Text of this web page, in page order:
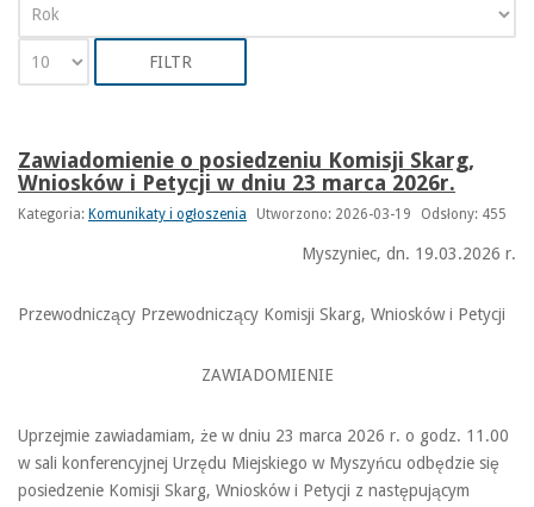
FILTR
Zawiadomienie o posiedzeniu Komisji Skarg,
Wniosków i Petycji w dniu 23 marca 2026r.
Kategoria: Komunikaty i ogłoszenia Utworzono: 2026-03-19 Odsłony: 455
Myszyniec, dn. 19.03.2026 r.
Przewodniczący Przewodniczący Komisji Skarg, Wniosków i Petycji
ZAWIADOMIENIE
Uprzejmie zawiadamiam, że w dniu 23 marca 2026 r. o godz. 11.00
w sali konferencyjnej Urzędu Miejskiego w Myszyńcu odbędzie się
posiedzenie Komisji Skarg, Wniosków i Petycji z następującym